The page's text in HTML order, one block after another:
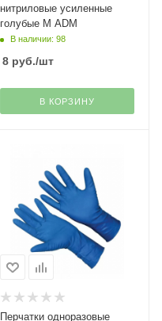
нитриловые усиленные
голубые M ADM
В наличии: 98
8руб./шт
В КОРЗИНУ
Перчатки одноразовые